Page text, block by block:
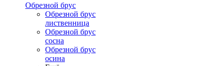
Обрезной брус
Обрезной брус
лиственница
Обрезной брус
сосна
Обрезной брус
осина